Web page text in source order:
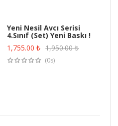
Yeni Nesil Avcı Serisi
4.Sınıf (Set) Yeni Baskı !
1,755.00₺ 1,950.00₺
(0s)